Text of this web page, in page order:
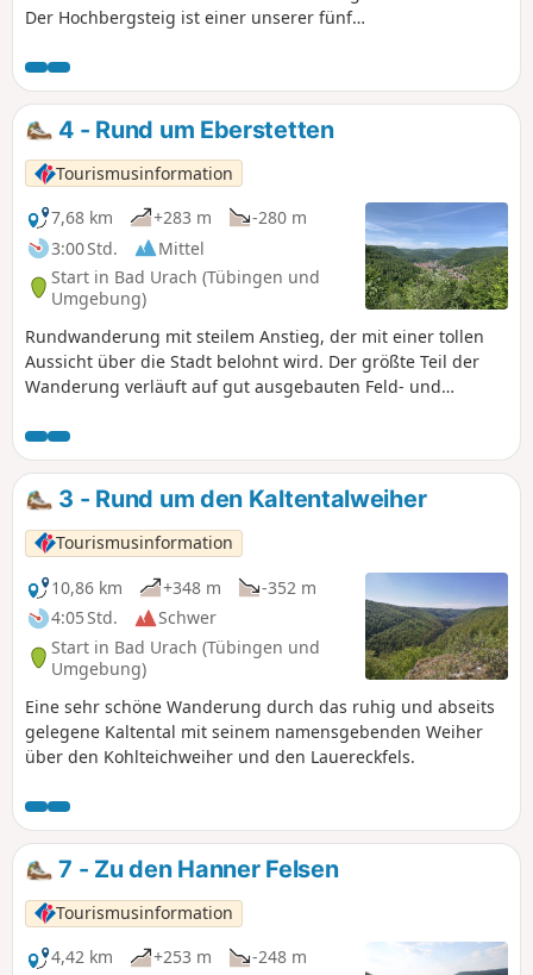
Der Hochbergsteig ist einer unserer fünf
Wandergäste zu den Naturschönheiten innerhalb des
Biosphärengebiets Schwäbische Alb führen. Nicht nur der
Aussichtspunkt Michelskäppele, sondern auch die
verschiedenen Felsvorsprünge der Kunstmühlefelsen
überzeugen mit fantastischen Ausblicken über die Stadt
und das Seeburger Tal. Zwischen den einzelnen
Aussichtspunkten verläuft ein schmaler Waldpfad entlang
der Albkante. Gemütliche Waldliegen laden zum
Entspannen auf der Albhochfläche ein.
4 - Rund um Eberstetten
Tourismusinformation
7,68 km
+283 m
-280 m
3:00 Std.
Mittel
Start in Bad Urach (Tübingen und
Umgebung)
Rundwanderung mit steilem Anstieg, der mit einer tollen
Aussicht über die Stadt belohnt wird. Der größte Teil der
Wanderung verläuft auf gut ausgebauten Feld- und
3 - Rund um den Kaltentalweiher
Tourismusinformation
10,86 km
+348 m
-352 m
4:05 Std.
Schwer
Start in Bad Urach (Tübingen und
Umgebung)
Eine sehr schöne Wanderung durch das ruhig und abseits
gelegene Kaltental mit seinem namensgebenden Weiher
über den Kohlteichweiher und den Lauereckfels.
7 - Zu den Hanner Felsen
Tourismusinformation
4,42 km
+253 m
-248 m